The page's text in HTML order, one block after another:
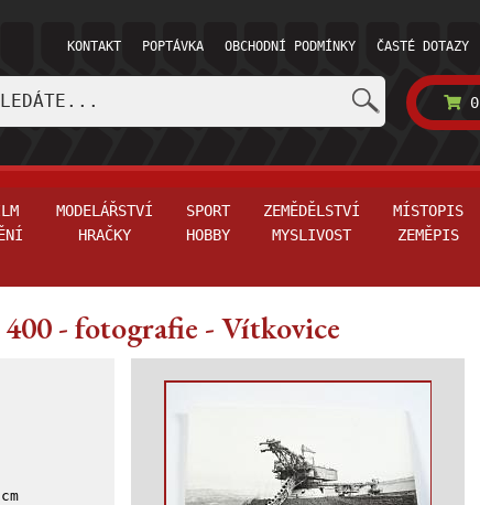
KONTAKT POPTÁVKA OBCHODNÍ PODMÍNKY ČASTÉ DOTAZY
0
MODELÁŘSTVÍ
HRAČKY
SPORT
HOBBY
ZEMĚDĚLSTVÍ
MYSLIVOST
MÍSTOPIS
ZEMĚPIS
- fotografie - Vítkovice